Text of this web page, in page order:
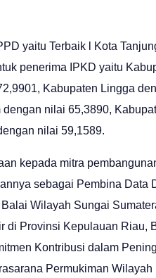
yaitu Terbaik l Kota
penerima IPKD yaitu
Kabupaten Lingga
nilai 65,3890,
nilai 59,1589.
kepada mitra
sebagai Pembina Data
Wilayah Sungai
di Provinsi Kepulauan Riau,
Kontribusi dalam
Permukiman